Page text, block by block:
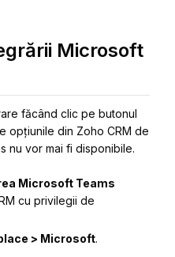
Microsoft
făcând clic pe butonul
opțiunile din Zoho CRM de
nu vor mai fi disponibile.
Microsoft Teams
cu privilegii de
> Microsoft.